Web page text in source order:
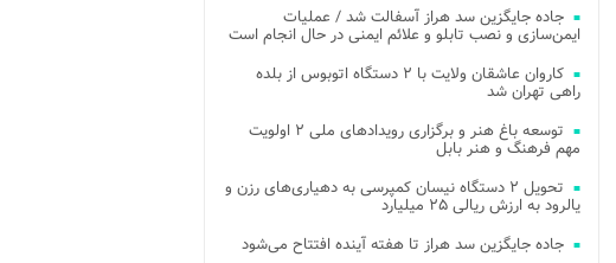
جاده جایگزین سد هراز آسفالت شد / عملیات
ایمن‌سازی و نصب تابلو و علائم ایمنی در حال انجام است
کاروان عاشقان ولایت با ۲ دستگاه اتوبوس از بلده
راهی تهران شد
توسعه باغ هنر و برگزاری رویدادهای ملی ۲ اولویت
مهم فرهنگ و هنر بابل
تحویل ۲ دستگاه نیسان کمپرسی به دهیاری‌های رزن و
یالرود به ارزش ریالی ۲۵ میلیارد
جاده جایگزین سد هراز تا هفته آینده افتتاح می‌شود